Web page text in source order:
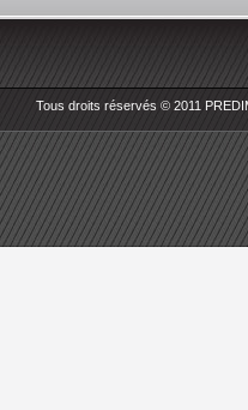
Tous droits réservés © 2011